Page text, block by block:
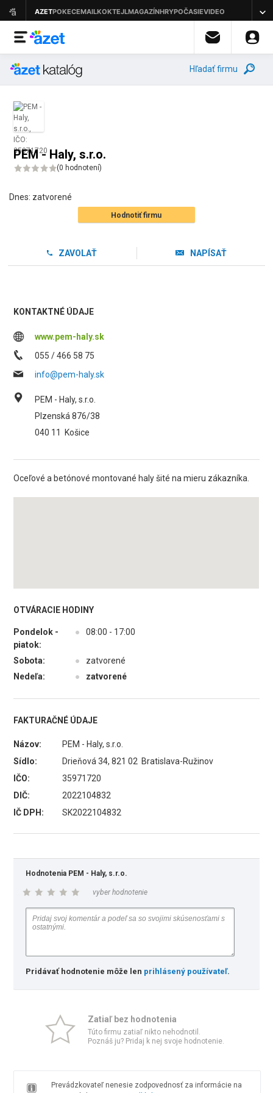
Hľadať firmu
PEM - Haly, s.r.o.
(0 hodnotení)
Dnes: zatvorené
Hodnotiť firmu
ZAVOLAŤ NAPÍSAŤ
KONTAKTNÉ ÚDAJE
www.pem-haly.sk
055 / 466 58 75
info@pem-haly.sk
PEM - Haly, s.r.o.
Plzenská 876/38
040 11
Košice
Oceľové a betónové montované haly šité na mieru zákazníka.
OTVÁRACIE HODINY
Pondelok -
piatok:
● 08:00 - 17:00
Sobota: ●
zatvorené
Nedeľa:
● zatvorené
FAKTURAČNÉ ÚDAJE
Názov:
PEM - Haly, s.r.o.
Sídlo:
Drieňová 34, 821 02 Bratislava-Ružinov
IČO:
35971720
DIČ:
2022104832
IČ DPH:
SK2022104832
Hodnotenia PEM - Haly, s.r.o.
vyber hodnotenie
Pridávať hodnotenie môže len prihlásený používateľ.
Zatiaľ bez hodnotenia
Túto firmu zatiaľ nikto nehodnotil.
Poznáš ju? Pridaj k nej svoje hodnotenie.
Prevádzkovateľ nenesie zodpovednosť za informácie na